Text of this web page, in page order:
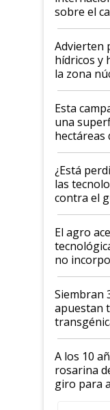
sobre el
"Estoy
Advierten
hídricos y
la zona
Esta
una
hectáreas
con una
salto
¿Está
las
contra el
desafío
El agro
no
perder el
Siembran
apuestan
por
semillero
A los 10
rosarina
giro para